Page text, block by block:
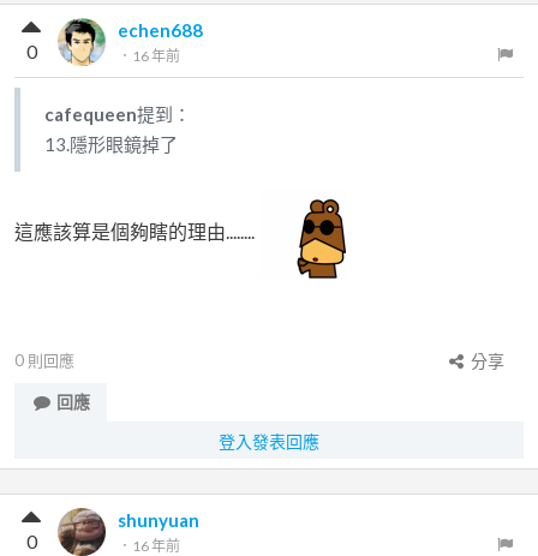
echen688
． 16 年前
0
cafequeen提到：
13.隱形眼鏡掉了
這應該算是個夠瞎的理由........
0 則回應
分享
回應
登入發表回應
shunyuan
． 16 年前
0